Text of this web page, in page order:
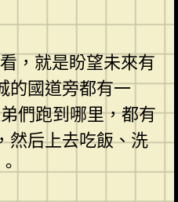
就是盼望未來有
的國道旁都有一
們跑到哪里，都有
然后上去吃飯、洗